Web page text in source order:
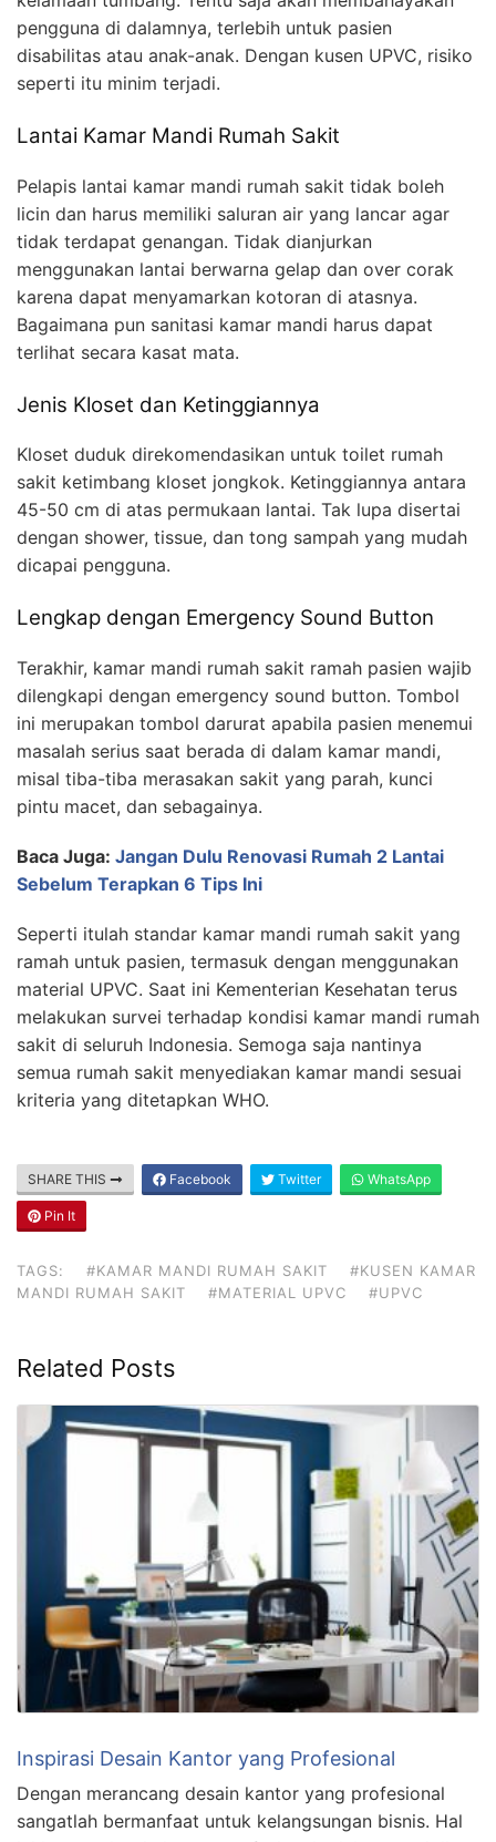
pengguna di dalamnya, terlebih untuk pasien
disabilitas atau anak-anak. Dengan kusen UPVC, risiko
seperti itu minim terjadi.
Lantai Kamar Mandi Rumah Sakit
Pelapis lantai kamar mandi rumah sakit tidak boleh
licin dan harus memiliki saluran air yang lancar agar
tidak terdapat genangan. Tidak dianjurkan
menggunakan lantai berwarna gelap dan over corak
karena dapat menyamarkan kotoran di atasnya.
Bagaimana pun sanitasi kamar mandi harus dapat
terlihat secara kasat mata.
Jenis Kloset dan Ketinggiannya
Kloset duduk direkomendasikan untuk toilet rumah
sakit ketimbang kloset jongkok. Ketinggiannya antara
45-50 cm di atas permukaan lantai. Tak lupa disertai
dengan shower, tissue, dan tong sampah yang mudah
dicapai pengguna.
Lengkap dengan Emergency Sound Button
Terakhir, kamar mandi rumah sakit ramah pasien wajib
dilengkapi dengan emergency sound button. Tombol
ini merupakan tombol darurat apabila pasien menemui
masalah serius saat berada di dalam kamar mandi,
misal tiba-tiba merasakan sakit yang parah, kunci
pintu macet, dan sebagainya.
Baca Juga: Jangan Dulu Renovasi Rumah 2 Lantai
Sebelum Terapkan 6 Tips Ini
Seperti itulah standar kamar mandi rumah sakit yang
ramah untuk pasien, termasuk dengan menggunakan
material UPVC. Saat ini Kementerian Kesehatan terus
melakukan survei terhadap kondisi kamar mandi rumah
sakit di seluruh Indonesia. Semoga saja nantinya
semua rumah sakit menyediakan kamar mandi sesuai
kriteria yang ditetapkan WHO.
SHARE THIS Facebook Twitter WhatsApp
Pin It
TAGS: #KAMAR MANDI RUMAH SAKIT
#KUSEN KAMAR
MANDI RUMAH SAKIT
#MATERIAL UPVC #UPVC
Related Posts
Inspirasi Desain Kantor yang Profesional
Dengan merancang desain kantor yang profesional
sangatlah bermanfaat untuk kelangsungan bisnis. Hal